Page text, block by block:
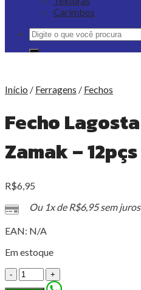
Carimbos
Pesquisar
por:
Início / Ferragens / Fechos
Fecho
Zamak –
R$6,95
Ou 1x de R$6,95sem juros
EAN: N/A
Em estoque
Fecho
Lagosta